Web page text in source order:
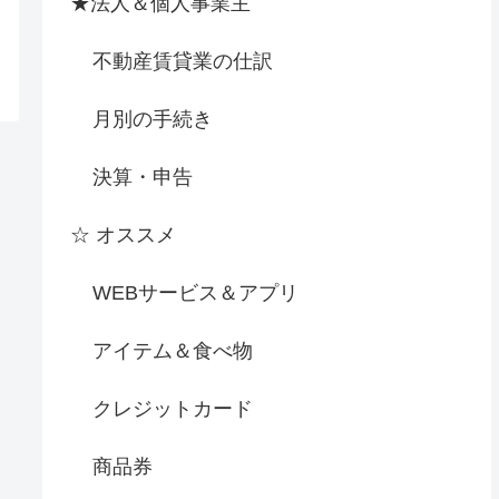
不動産賃貸業の仕訳
月別の手続き
決算・申告
☆ オススメ
WEBサービス＆アプリ
アイテム＆食べ物
クレジットカード
商品券